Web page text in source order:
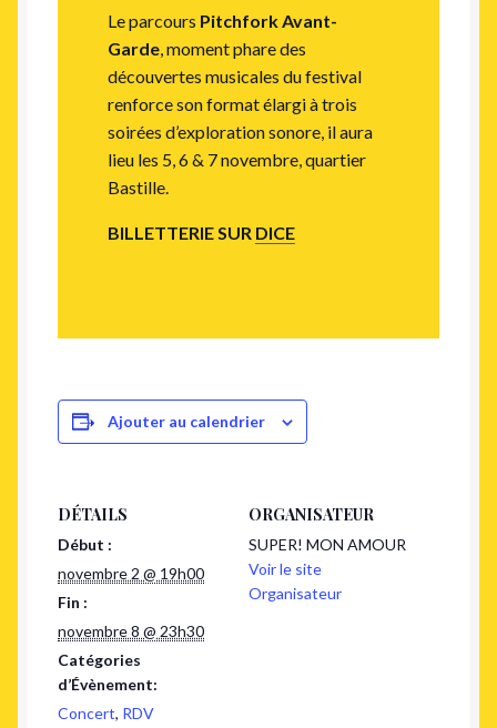
Le parcours Pitchfork Avant-
Garde, moment phare des
découvertes musicales du festival
renforce son format élargi à trois
soirées d’exploration sonore, il aura
lieu les 5, 6 & 7 novembre, quartier
Bastille.
BILLETTERIE SUR DICE
Ajouter au calendrier
DÉTAILS
Début :
novembre 2 @ 19h00
Fin :
novembre 8 @ 23h30
Catégories
d’Évènement:
Concert, RDV
ORGANISATEUR
SUPER! MON AMOUR
Voir le site
Organisateur